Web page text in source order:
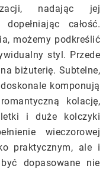
nadając jej
całość.
możemy podkreślić
styl. Przede
biżuterię. Subtelne,
komponują
kolację,
i duże kolczyki
wieczorowej
praktycznym, ale i
dopasowane nie